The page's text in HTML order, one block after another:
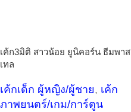
เค้ก3มิติ สาวน้อย ยูนิคอร์น ธีมพาส
เทล
เค้กเด็ก ผู้หญิง/ผู้ชาย, เค้ก
ภาพยนตร์/เกม/การ์ตูน